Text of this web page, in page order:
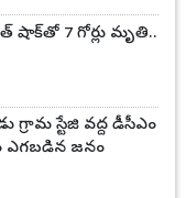
షాక్‌తో 7 గోర్లు మృతి..
గ్రామ స్టేజి వద్ద డీసీఎం
ఎగబడిన జనం